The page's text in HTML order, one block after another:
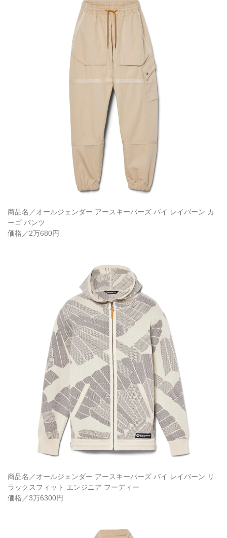
商品名／オールジェンダー アースキーパーズ バイ レイバーン カ
ーゴ パンツ
価格／2万680円
商品名／オールジェンダー アースキーパーズ バイ レイバーン リ
ラックスフィット エンジニア フーディー
価格／3万6300円